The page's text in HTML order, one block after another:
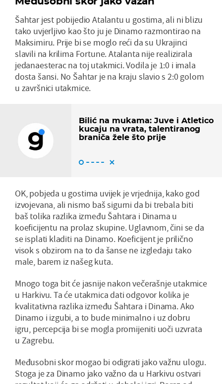
Šahtar jest pobijedio Atalantu u gostima, ali ni blizu
tako uvjerljivo kao što ju je Dinamo razmontirao na
Maksimiru. Prije bi se moglo reći da su Ukrajinci
slavili na krilima Fortune. Atalanta nije realizirala
jedanaesterac na toj utakmici. Vodila je 1:0 i imala
dosta šansi. No Šahtar je na kraju slavio s 2:0 golom
u završnici utakmice.
Bilić na mukama: Juve i Atletico
kucaju na vrata, talentiranog
braniča žele što prije
OK, pobjeda u gostima uvijek je vrjednija, kako god
izvojevana, ali nismo baš sigurni da bi trebala biti
baš tolika razlika između Šahtara i Dinama u
koeficijentu na prolaz skupine. Uglavnom, čini se da
se isplati kladiti na Dinamo. Koeficijent je prilično
visok s obzirom na to da šanse ne izgledaju tako
male, barem iz našeg kuta.
Mnogo toga bit će jasnije nakon večerašnje utakmice
u Harkivu. Ta će utakmica dati odgovor kolika je
kvalitativna razlika između Šahtara i Dinama. Ako
Dinamo i izgubi, a to bude minimalno i uz dobru
igru, percepcija bi se mogla promijeniti uoči uzvrata
u Zagrebu.
Međusobni skor mogao bi odigrati jako važnu ulogu.
Stoga je za Dinamo jako važno da u Harkivu ostvari